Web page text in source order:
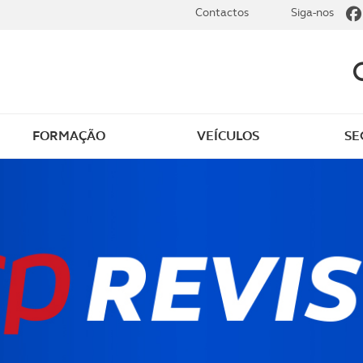
FORMAÇÃO VEÍCULOS
Contactos Siga-nos